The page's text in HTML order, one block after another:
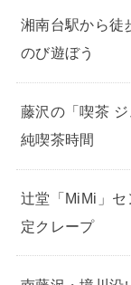
湘南台駅から徒
のび遊ぼう
藤沢の「喫茶
純喫茶時間
辻堂「MiMi」セ
定クレープ